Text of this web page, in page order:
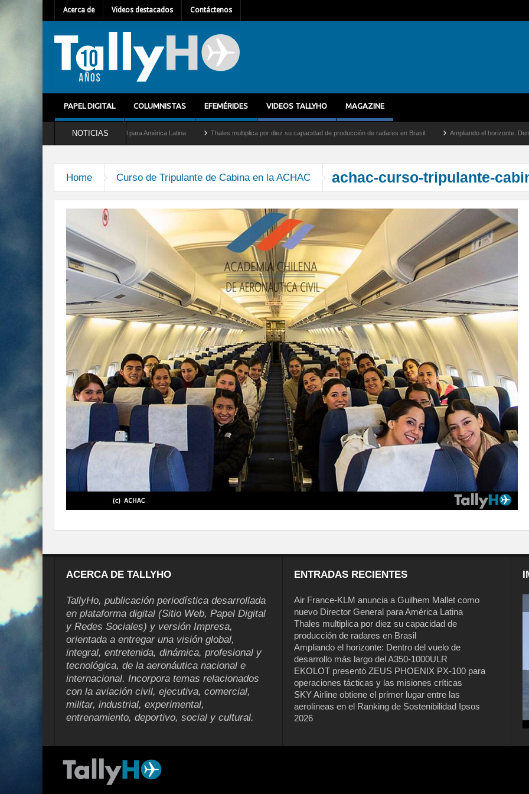
Acerca de Videos destacados Contáctenos
PAPEL DIGITAL COLUMNISTAS EFEMÉRIDES VIDEOS TALLYHO MAGAZINE
NOTICIAS
como nuevo Director General para América Latina Thales multiplica por diez su capacidad de producción de radares en Brasil Ampliando el horizonte: Dentro
Home Curso de Tripulante de Cabina en la ACHAC achac-curso-tripulante-
ACERCA DE TALLYHO
TallyHo, publicación periodística desarrollada
en plataforma digital (Sitio Web, Papel Digital
y Redes Sociales) y versión Impresa,
orientada a entregar una visión global,
integral, entretenida, dinámica, profesional y
tecnológica, de la aeronáutica nacional e
internacional. Incorpora temas relacionados
con la aviación civil, ejecutiva, comercial,
militar, industrial, experimental,
entrenamiento, deportivo, social y cultural.
ENTRADAS RECIENTES
Air France-KLM anuncia a Guilhem Mallet como
nuevo Director General para América Latina
Thales multiplica por diez su capacidad de
producción de radares en Brasil
Ampliando el horizonte: Dentro del vuelo de
desarrollo más largo del A350-1000ULR
EKOLOT presentó ZEUS PHOENIX PX-100 para
operaciones tácticas y las misiones críticas
SKY Airline obtiene el primer lugar entre las
aerolíneas en el Ranking de Sostenibilidad Ipsos
2026
Air France-KLM anuncia a Guilhem
Mallet como nuevo Director General
para América Latina